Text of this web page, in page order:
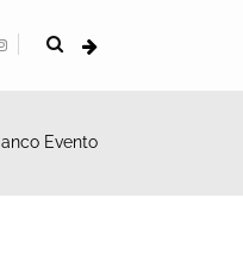
Evento